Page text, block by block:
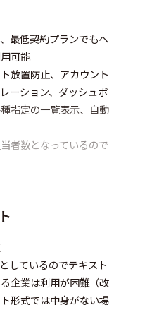
最低契約プランでもヘ
可能
放置防止、アカウント
ーション、ダッシュボ
指定の一覧表示、自動
者数となっているので
しているのでテキスト
企業は利用が困難（改
形式では中身がない場